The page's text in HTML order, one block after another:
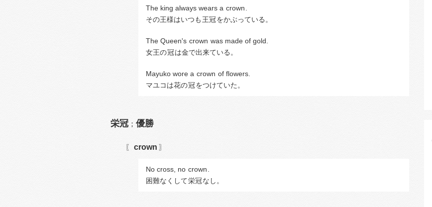
The king always wears a crown
その王様はいつも 王冠をかぶっている。
The Queen's crown was made of gold.
女王の冠は金で出来ている。
Mayuko wore a crown of flowers.
マユコは花の冠をつけていた。
栄冠； 優勝
〖 crown 〗
No cross, no crown
困難なくして栄冠なし。